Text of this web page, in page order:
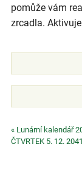
pomůže vám
zrcadla.
« Lunární kalendář
ČTVRTEK 5. 12. 2041